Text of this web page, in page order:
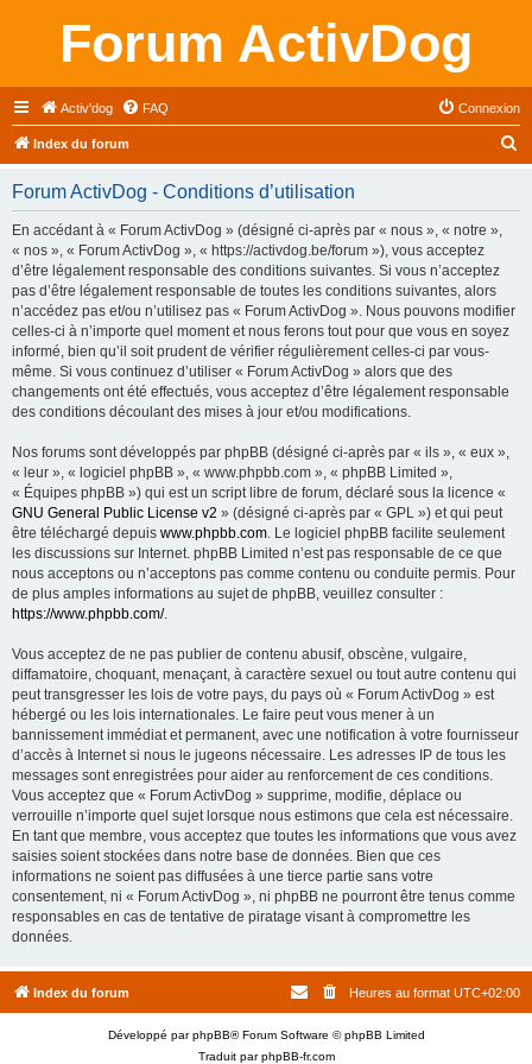
Forum ActivDog
Activ'dog FAQ Connexion
Index du forum
Forum ActivDog - Conditions d’utilisation
En accédant à « Forum ActivDog » (désigné ci-après par « nous », « notre »,
« nos », « Forum ActivDog », « https://activdog.be/forum »), vous acceptez
d’être légalement responsable des conditions suivantes. Si vous n’acceptez
pas d’être légalement responsable de toutes les conditions suivantes, alors
n’accédez pas et/ou n’utilisez pas « Forum ActivDog ». Nous pouvons modifier
celles-ci à n’importe quel moment et nous ferons tout pour que vous en soyez
informé, bien qu’il soit prudent de vérifier régulièrement celles-ci par vous-
même. Si vous continuez d’utiliser « Forum ActivDog » alors que des
changements ont été effectués, vous acceptez d’être légalement responsable
des conditions découlant des mises à jour et/ou modifications.
Nos forums sont développés par phpBB (désigné ci-après par « ils », « eux »,
« leur », « logiciel phpBB », « www.phpbb.com », « phpBB Limited »,
« Équipes phpBB ») qui est un script libre de forum, déclaré sous la licence «
GNU General Public License v2 » (désigné ci-après par « GPL ») et qui peut
être téléchargé depuis www.phpbb.com. Le logiciel phpBB facilite seulement
les discussions sur Internet. phpBB Limited n’est pas responsable de ce que
nous acceptons ou n’acceptons pas comme contenu ou conduite permis. Pour
de plus amples informations au sujet de phpBB, veuillez consulter :
https://www.phpbb.com/.
Vous acceptez de ne pas publier de contenu abusif, obscène, vulgaire,
diffamatoire, choquant, menaçant, à caractère sexuel ou tout autre contenu qui
peut transgresser les lois de votre pays, du pays où « Forum ActivDog » est
hébergé ou les lois internationales. Le faire peut vous mener à un
bannissement immédiat et permanent, avec une notification à votre fournisseur
d’accès à Internet si nous le jugeons nécessaire. Les adresses IP de tous les
messages sont enregistrées pour aider au renforcement de ces conditions.
Vous acceptez que « Forum ActivDog » supprime, modifie, déplace ou
verrouille n’importe quel sujet lorsque nous estimons que cela est nécessaire.
En tant que membre, vous acceptez que toutes les informations que vous avez
saisies soient stockées dans notre base de données. Bien que ces
informations ne soient pas diffusées à une tierce partie sans votre
consentement, ni « Forum ActivDog », ni phpBB ne pourront être tenus comme
responsables en cas de tentative de piratage visant à compromettre les
données.
Index du forum Heures au format UTC+02:00
Développé parphpBB® Forum Software © phpBB Limited
Traduit parphpBB-fr.com